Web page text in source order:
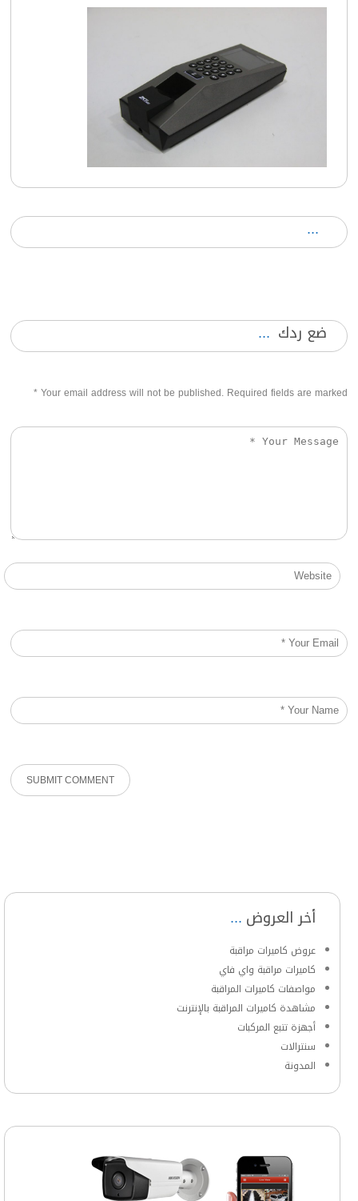
ضع ردك
Your email address will not be published. Required fields are marked
*
أخر العروض
عروض كاميرات مراقبة
كاميرات مراقبة واي فاي
مواصفات كاميرات المراقبة
مشاهدة كاميرات المراقبة بالإنترنت
أجهزة تتبع المركبات
سنترالات
المدونة